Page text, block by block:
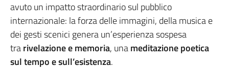
avuto un impatto straordinario sul pubblico
internazionale: la forza delle immagini, della musica e
dei gesti scenici genera un’esperienza sospesa
trarivelazione e memoria, unameditazione poetica
sul tempo e sull’esistenza.